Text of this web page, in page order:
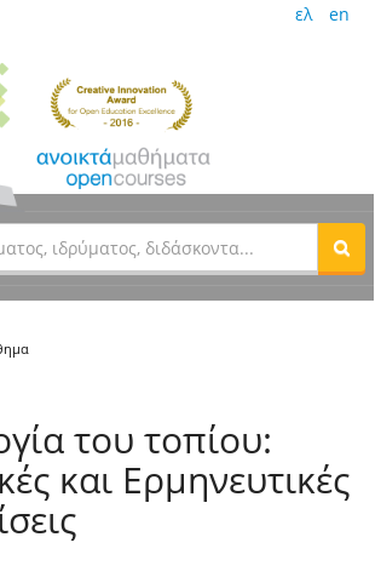
ελ en
του τοπίου:
και Ερμηνευτικές